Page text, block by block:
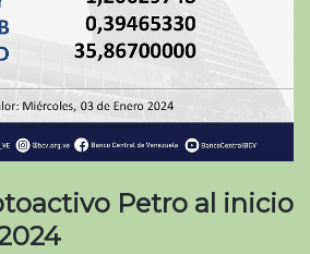
Petro al inicio